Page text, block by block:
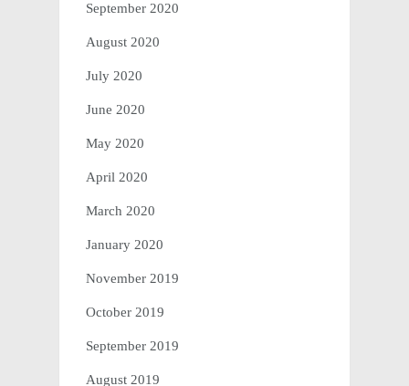
September 2020
August 2020
July 2020
June 2020
May 2020
April 2020
March 2020
January 2020
November 2019
October 2019
September 2019
August 2019